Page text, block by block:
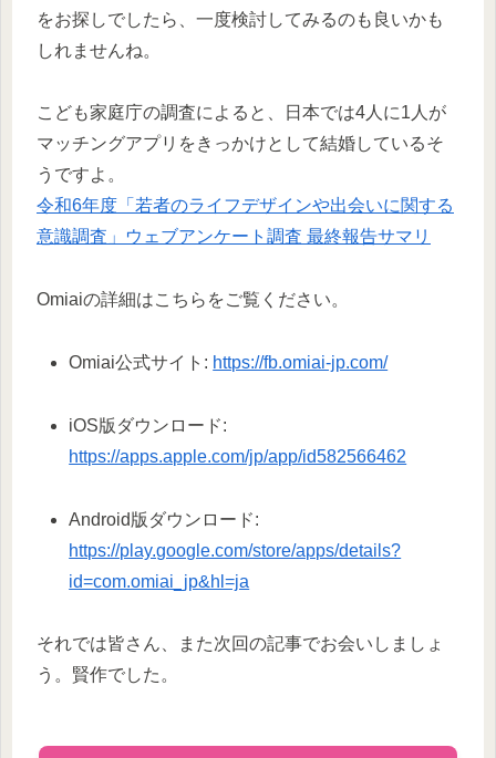
をお探しでしたら、一度検討してみるのも良いかも
しれませんね。
こども家庭庁の調査によると、日本では4人に1人が
マッチングアプリをきっかけとして結婚しているそ
うですよ。
令和6年度「若者のライフデザインや出会いに関する
意識調査」ウェブアンケート調査 最終報告サマリ
Omiaiの詳細はこちらをご覧ください。
Omiai公式サイト: https://fb.omiai-jp.com/
iOS版ダウンロード:
https://apps.apple.com/jp/app/id582566462
Android版ダウンロード:
https://play.google.com/store/apps/details?
id=com.omiai_jp&hl=ja
それでは皆さん、また次回の記事でお会いしましょ
う。賢作でした。